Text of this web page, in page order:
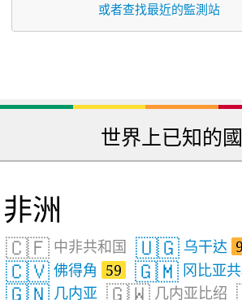
或者查找最近的監測站
世界上已知的
非洲
🇨🇫 中非共和国 🇺🇬 乌干达
🇨🇻 佛得角 59 🇬🇲 冈比亚
🇬🇳 几内亚 🇬🇼 几内亚比绍